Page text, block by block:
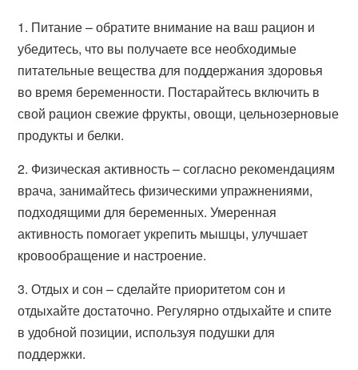
1. Питание – обратите внимание на ваш рацион и
убедитесь, что вы получаете все необходимые
питательные вещества для поддержания здоровья
во время беременности. Постарайтесь включить в
свой рацион свежие фрукты, овощи, цельнозерновые
продукты и белки.
2. Физическая активность – согласно рекомендациям
врача, занимайтесь физическими упражнениями,
подходящими для беременных. Умеренная
активность помогает укрепить мышцы, улучшает
кровообращение и настроение.
3. Отдых и сон – сделайте приоритетом сон и
отдыхайте достаточно. Регулярно отдыхайте и спите
в удобной позиции, используя подушки для
поддержки.